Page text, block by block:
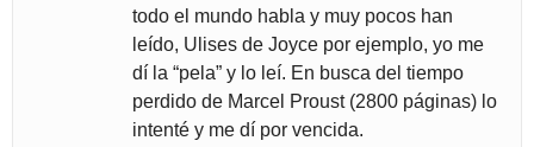
todo el mundo habla y muy pocos han
leído, Ulises de Joyce por ejemplo, yo me
dí la “pela” y lo leí. En busca del tiempo
perdido de Marcel Proust (2800 páginas) lo
intenté y me dí por vencida.